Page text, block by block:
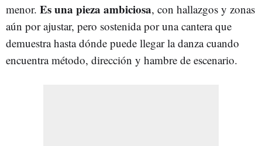
menor. Es una pieza ambiciosa, con hallazgos y zonas
aún por ajustar, pero sostenida por una cantera que
demuestra hasta dónde puede llegar la danza cuando
encuentra método, dirección y hambre de escenario.